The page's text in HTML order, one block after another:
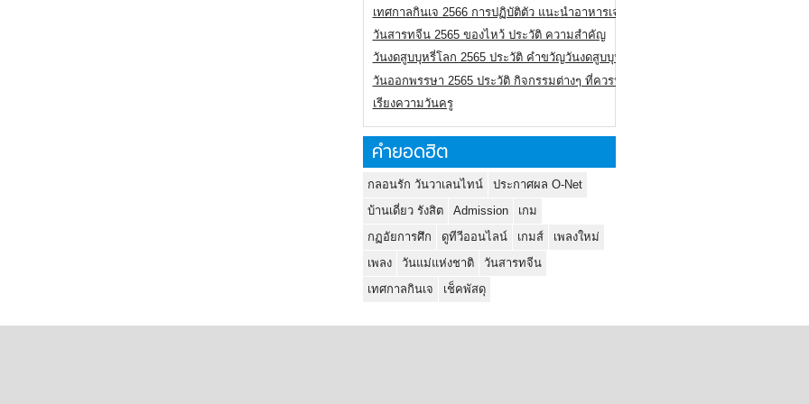
เทศกาลกินเจ 2566 การปฏิบัติตัว แนะนำอาหารเจ
วันสารทจีน 2565 ของไหว้ ประวัติ ความสำคัญ
วันงดสูบบุหรี่โลก 2565 ประวัติ คำขวัญวันงดสูบบุหรี่โลก
วันออกพรรษา 2565 ประวัติ กิจกรรมต่างๆ ที่ควรปฏิบัติ
เรียงความวันครู
คำยอดฮิต
กลอนรัก วันวาเลนไทน์
ประกาศผล O-Net
บ้านเดี่ยว รังสิต
Admission
เกม
กฏอัยการศึก
ดูทีวีออนไลน์ เกมส์
เพลงใหม่
เพลง
วันแม่แห่งชาติ
วันสารทจีน
เทศกาลกินเจ
เช็คพัสดุ